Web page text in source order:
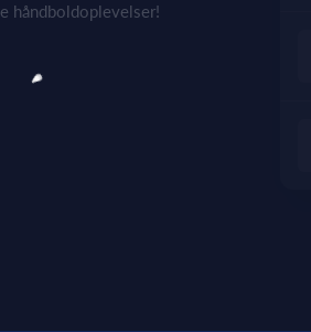
håndboldoplevelser!